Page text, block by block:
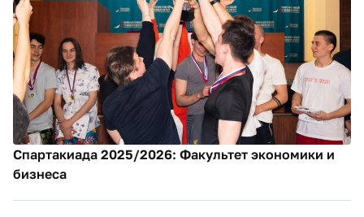
Спартакиада 2025/2026: Факультет экономики и
бизнеса